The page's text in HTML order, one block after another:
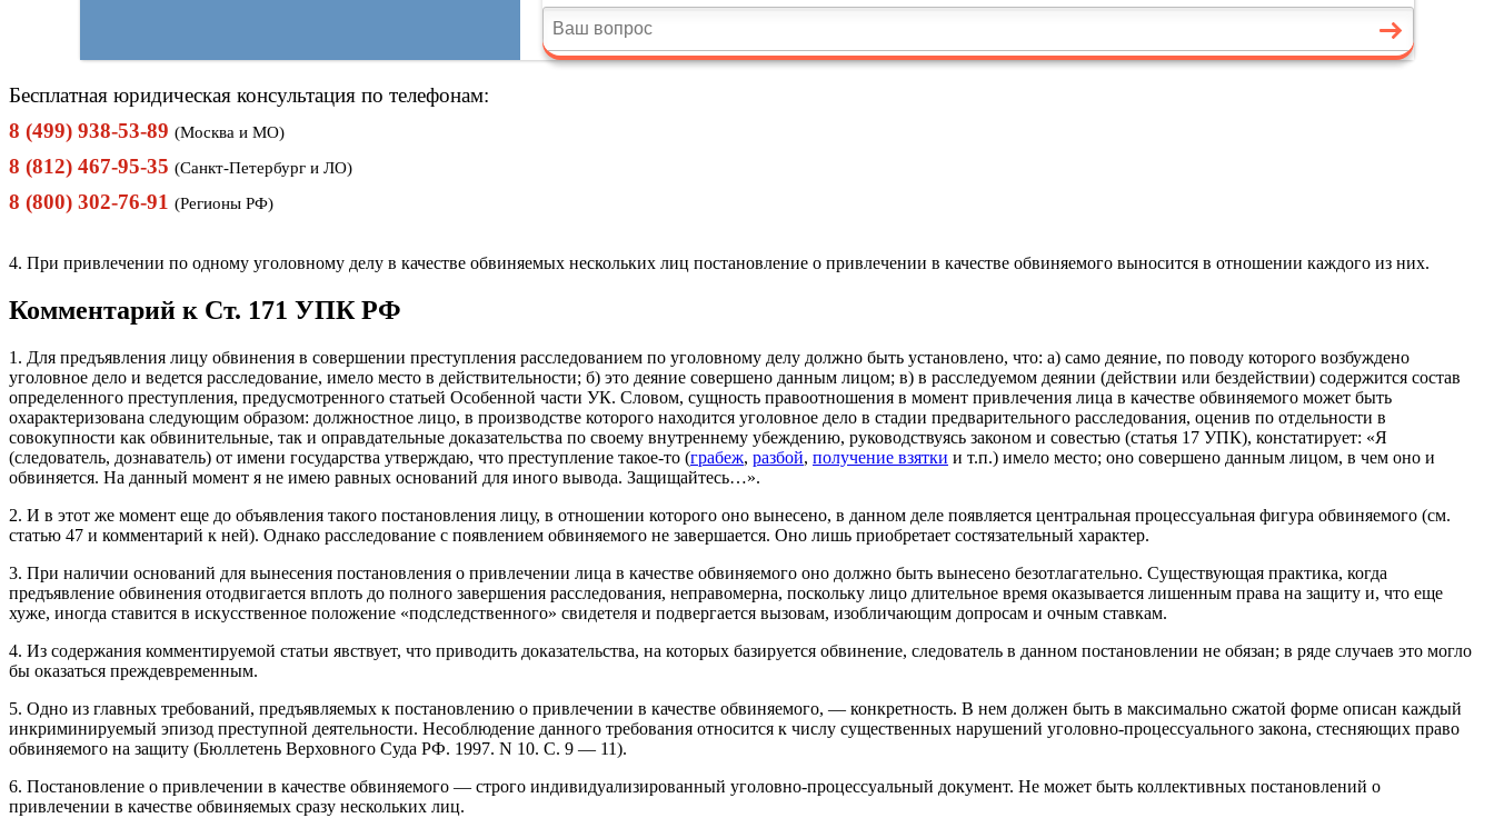
Бесплатная юридическая консультация по телефонам:
8 (499) 938-53-89 (Москва и МО)
8 (812) 467-95-35 (Санкт-Петербург и ЛО)
8 (800) 302-76-91 (Регионы РФ)
4. При привлечении по одному уголовному делу в качестве обвиняемых нескольких лиц постановление о привлечении в качестве обвиняемого выносится в отношении каждого из них.
Комментарий к Ст. 171 УПК РФ
1. Для предъявления лицу обвинения в совершении преступления расследованием по уголовному делу должно быть установлено, что: а) само деяние, по поводу которого возбуждено
уголовное дело и ведется расследование, имело место в действительности; б) это деяние совершено данным лицом; в) в расследуемом деянии (действии или бездействии) содержится состав
определенного преступления, предусмотренного статьей Особенной части УК. Словом, сущность правоотношения в момент привлечения лица в качестве обвиняемого может быть
охарактеризована следующим образом: должностное лицо, в производстве которого находится уголовное дело в стадии предварительного расследования, оценив по отдельности в
совокупности как обвинительные, так и оправдательные доказательства по своему внутреннему убеждению, руководствуясь законом и совестью (статья 17 УПК), констатирует: «Я
(следователь, дознаватель) от имени государства утверждаю, что преступление такое-то (грабеж, разбой, получение взятки и т.п.) имело место; оно совершено данным лицом, в чем оно и
обвиняется. На данный момент я не имею равных оснований для иного вывода. Защищайтесь…».
2. И в этот же момент еще до объявления такого постановления лицу, в отношении которого оно вынесено, в данном деле появляется центральная процессуальная фигура обвиняемого (см.
статью 47 и комментарий к ней). Однако расследование с появлением обвиняемого не завершается. Оно лишь приобретает состязательный характер.
3. При наличии оснований для вынесения постановления о привлечении лица в качестве обвиняемого оно должно быть вынесено безотлагательно. Существующая практика, когда
предъявление обвинения отодвигается вплоть до полного завершения расследования, неправомерна, поскольку лицо длительное время оказывается лишенным права на защиту и, что еще
хуже, иногда ставится в искусственное положение «подследственного» свидетеля и подвергается вызовам, изобличающим допросам и очным ставкам.
4. Из содержания комментируемой статьи явствует, что приводить доказательства, на которых базируется обвинение, следователь в данном постановлении не обязан; в ряде случаев это могло
бы оказаться преждевременным.
5. Одно из главных требований, предъявляемых к постановлению о привлечении в качестве обвиняемого, — конкретность. В нем должен быть в максимально сжатой форме описан каждый
инкриминируемый эпизод преступной деятельности. Несоблюдение данного требования относится к числу существенных нарушений уголовно-процессуального закона, стесняющих право
обвиняемого на защиту (Бюллетень Верховного Суда РФ. 1997. N 10. С. 9 — 11).
6. Постановление о привлечении в качестве обвиняемого — строго индивидуализированный уголовно-процессуальный документ. Не может быть коллективных постановлений о
привлечении в качестве обвиняемых сразу нескольких лиц.